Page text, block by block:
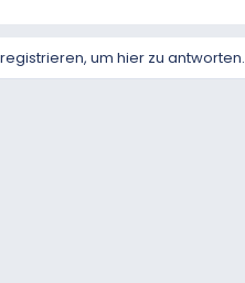
um hier zu antworten.